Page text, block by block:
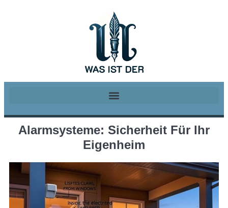
Alarmsysteme: Sicherheit Für Ihr
Eigenheim